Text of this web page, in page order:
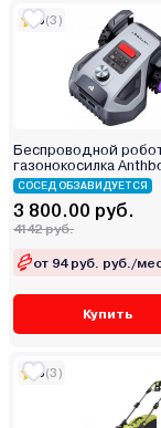
5(3)
Беспроводной
газонокосилка
СОСЕД ОБЗАВИДУЕТСЯ
3 800.00 руб.
4142 руб.
от 94 руб. руб./
Купить
5(3)